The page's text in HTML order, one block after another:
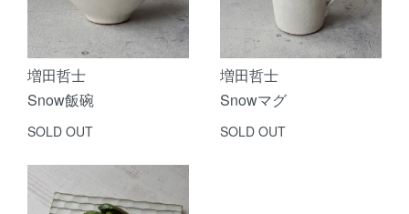
増田哲士
Snow飯碗
SOLD OUT
増田哲士
Snowマグ
SOLD OUT